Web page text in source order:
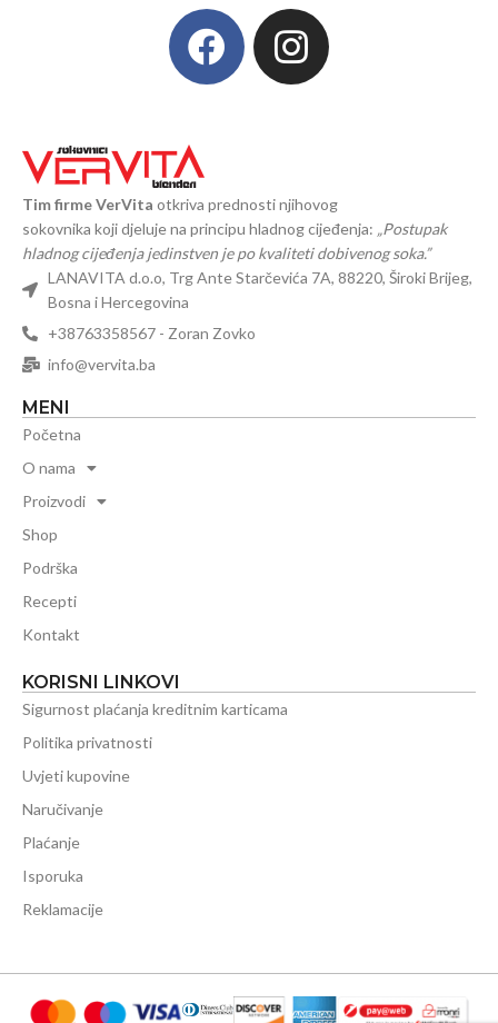
Tim firme VerVita otkriva prednosti njihovog
sokovnika koji djeluje na principu hladnog cijeđenja: „Postupak
hladnog cijeđenja jedinstven je po kvaliteti dobivenog soka.”
LANAVITA d.o.o, Trg Ante Starčevića 7A, 88220, Široki Brijeg,
Bosna i Hercegovina
+38763358567 - Zoran Zovko
info@vervita.ba
MENI
Početna
O nama
Proizvodi
Shop
Podrška
Recepti
Kontakt
KORISNI LINKOVI
Sigurnost plaćanja kreditnim karticama
Politika privatnosti
Uvjeti kupovine
Naručivanje
Plaćanje
Isporuka
Reklamacije